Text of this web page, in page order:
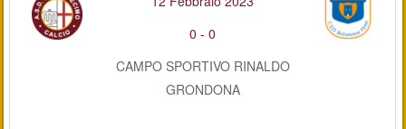
0 -0
CAMPO SPORTIVO RINALDO
GRONDONA